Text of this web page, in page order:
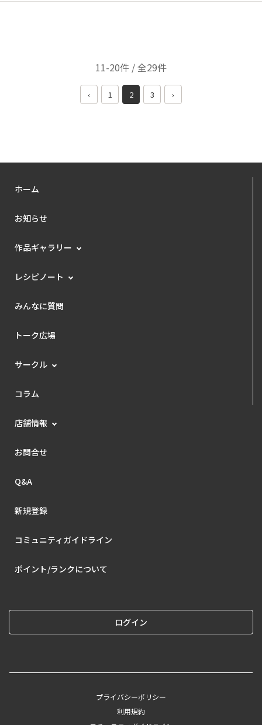
11-20件 / 全29件
‹ 1 2 3 ›
ホーム
お知らせ
作品ギャラリー
レシピノート
みんなに質問
トーク広場
サークル
コラム
店舗情報
お問合せ
Q&A
新規登録
コミュニティガイドライン
ポイント/ランクについて
ログイン
プライバシーポリシー
利用規約